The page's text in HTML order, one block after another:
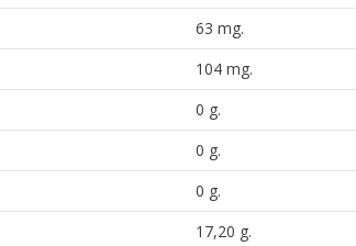
63 mg.
104 mg.
0 g.
0 g.
0 g.
17,20 g.